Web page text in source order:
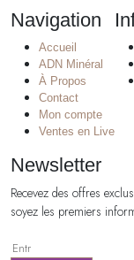
Navigation
Accueil
ADN Minéral
À Propos
Contact
Mon compte
Ventes en Live
Newsletter
Recevez des offres
soyez les premiers